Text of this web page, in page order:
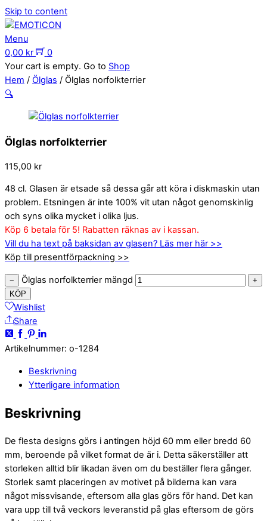
Skip to content
Menu
0,00 kr
0
Your cart is empty. Go to Shop
Hem / Ölglas / Ölglas norfolkterrier
🔍
Ölglas norfolkterrier
115,00 kr
48 cl. Glasen är etsade så dessa går att köra i diskmaskin utan
problem. Etsningen är inte 100% vit utan något genomskinlig
och syns olika mycket i olika ljus.
Köp 6 betala för 5! Rabatten räknas av i kassan.
Vill du ha text på baksidan av glasen? Läs mer här >>
Köp till presentförpackning >>
− Ölglas norfolkterrier mängd
+
KÖP
Wishlist
Share
Artikelnummer: o-1284
Beskrivning
Ytterligare information
Beskrivning
De flesta designs görs i antingen höjd 60 mm eller bredd 60
mm, beroende på vilket format de är i. Detta säkerställer att
storleken alltid blir likadan även om du beställer flera gånger.
Storlek samt placeringen av motivet på bilderna kan vara
något missvisande, eftersom alla glas görs för hand. Det kan
vara upp till två veckors leveranstid på glas eftersom de görs